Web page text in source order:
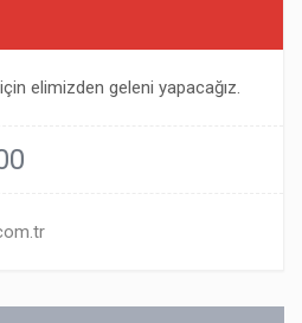
elimizden geleni yapacağız.